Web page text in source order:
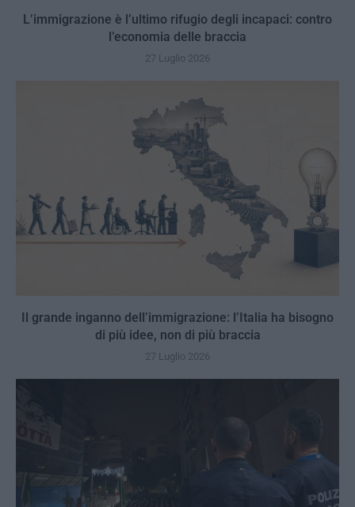
L’immigrazione è l’ultimo rifugio degli incapaci: contro
l’economia delle braccia
27 Luglio 2026
Il grande inganno dell’immigrazione: l’Italia ha bisogno
di più idee, non di più braccia
27 Luglio 2026